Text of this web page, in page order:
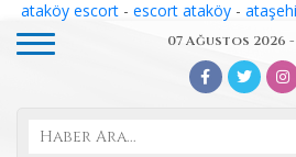
ataköy escort- escort ataköy-
07 Ağustos 2026 -